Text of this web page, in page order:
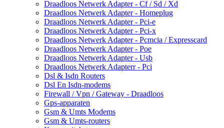
Draadloos Netwerk Adapter - Cf / Sd / Xd
Draadloos Netwerk Adapter - Homeplug
Draadloos Netwerk Adapter - Pci-e
Draadloos Netwerk Adapter - Pci-x
Draadloos Netwerk Adapter - Pcmcia / Expresscard
Draadloos Netwerk Adapter - Poe
Draadloos Netwerk Adapter - Usb
Draadloos Netwerk Adapterr - Pci
Dsl & Isdn Routers
Dsl En Isdn-modems
Firewall / Vpn / Gateway - Draadloos
Gps-apparaten
Gsm & Umts Modems
Gsm & Umts-routers